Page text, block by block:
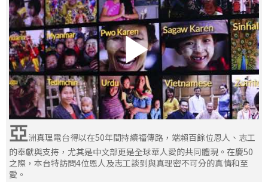
亞洲真理電台得以在50年間持續福傳路，端賴百餘位恩人、志工
的奉獻與支持，尤其是中文部更是全球華人愛的共同體現。在慶50
之際，本台特訪問4位恩人及志工談到與真理密不可分的真情和至
愛。